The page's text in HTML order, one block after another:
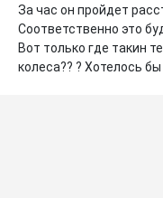
За час он пройдет
Соответственно это
Вот только где такин
колеса?? ? Хотелось